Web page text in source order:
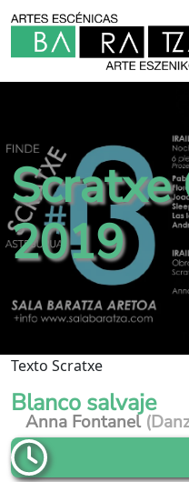
Scratxe
2019
Texto Scratxe
Blanco salvaje
Anna Fontanel